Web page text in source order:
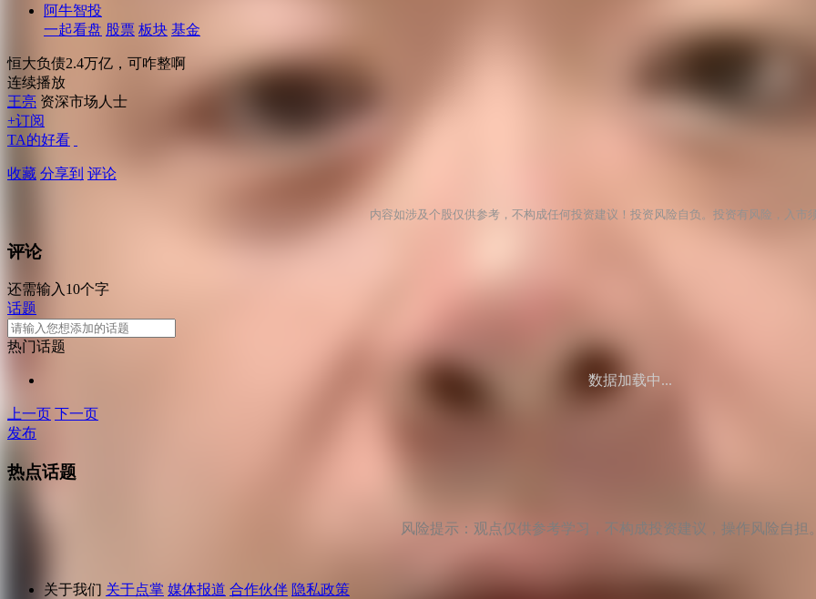
阿牛智投
一起看盘 股票 板块 基金
恒大负债2.4万亿，可咋整啊
连续播放
王亮 资深市场人士
+订阅
TA的好看
收藏 分享到 评论
内容如涉及个股仅供参考，不构成任何投资建议！投资风险自负。投资有风险，入市
评论
还需输入10个字
话题
热门话题
数据加载中...
上一页 下一页
发布
热点话题
风险提示：观点仅供参考学习，不构成投资建议，操作风险自担
关于我们 关于点掌 媒体报道 合作伙伴 隐私政策